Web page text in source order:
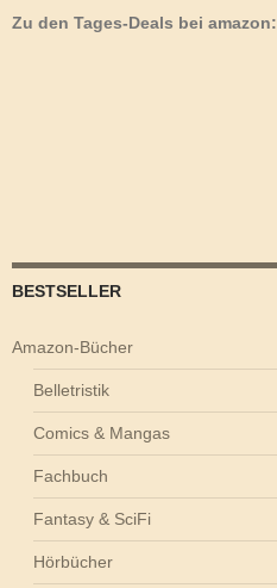
Zu den Tages-Deals bei amazon:
BESTSELLER
Amazon-Bücher
Belletristik
Comics & Mangas
Fachbuch
Fantasy & SciFi
Hörbücher